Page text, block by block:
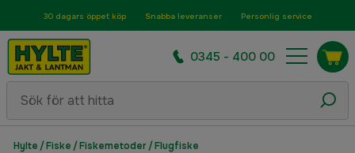
30 dagars öppet köp Snabba leveranser Personlig service
0345 - 400 00
Hylte /Fiske /Fiskemetoder/Flugfiske